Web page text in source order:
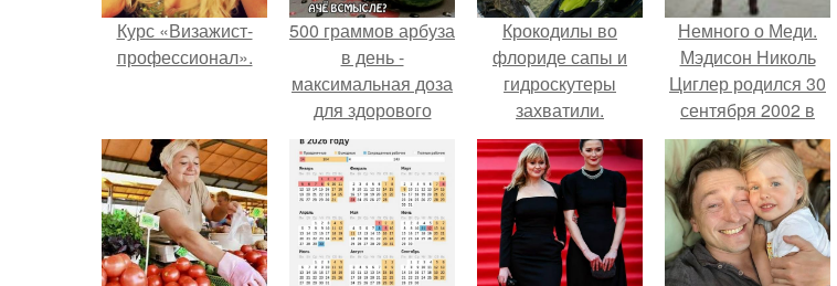
Курс «Визажист-
профессионал».
500 граммов арбуза
в день -
максимальная доза
для здорового
взрослого,
предупредили
врачи.
Крокодилы во
флориде сапы и
гидроскутеры
захватили.
Немного о Меди.
Мэдисон Николь
Циглер родился 30
сентября 2002 в
Питтсбурге, штат
Пенсильвания.